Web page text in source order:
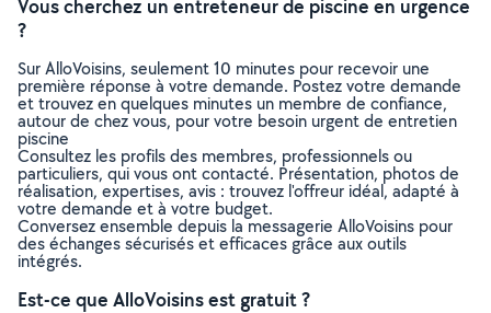
Vous cherchez un entreteneur de piscine en urgence
?
Sur AlloVoisins, seulement 10 minutes pour recevoir une
première réponse à votre demande. Postez votre demande
et trouvez en quelques minutes un membre de confiance,
autour de chez vous, pour votre besoin urgent de entretien
piscine
Consultez les profils des membres, professionnels ou
particuliers, qui vous ont contacté. Présentation, photos de
réalisation, expertises, avis : trouvez l'offreur idéal, adapté à
votre demande et à votre budget.
Conversez ensemble depuis la messagerie AlloVoisins pour
des échanges sécurisés et efficaces grâce aux outils
intégrés.
Est-ce que AlloVoisins est gratuit ?